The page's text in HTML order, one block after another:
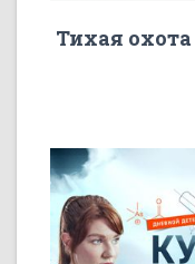
Тихая охота